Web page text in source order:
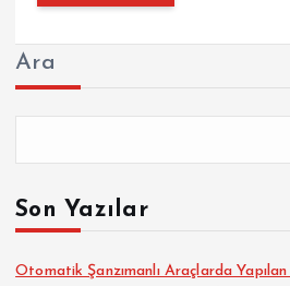
Ara
Son Yazılar
Otomatik Şanzımanlı Araçlarda